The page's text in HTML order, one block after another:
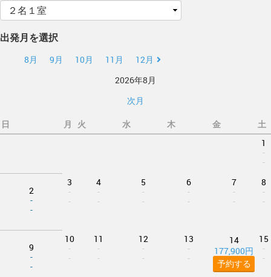
出発月を選択
8月 9月 10月 11月
12月
2026年8月
次月
日 月 火 水 木 金
土
1
-
-
2
-
-
3
-
-
4
-
-
5
-
-
6
-
-
7
-
-
8
-
-
9
-
-
10
-
-
11
-
-
12
-
-
13
-
-
14
177,900円
予約する
15
-
-